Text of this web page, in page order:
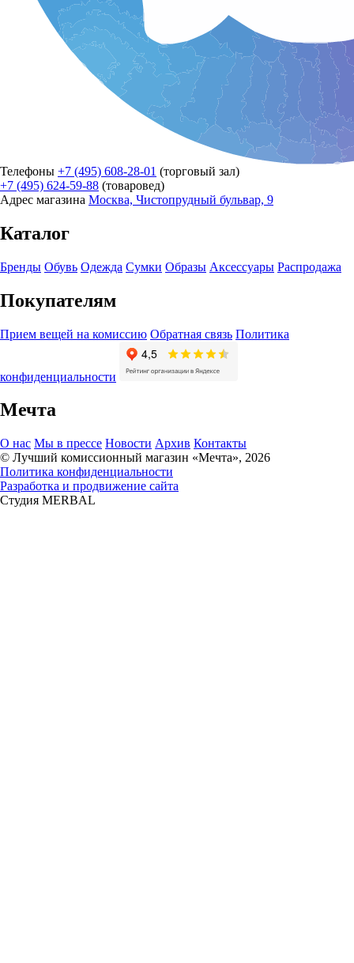
Телефоны +7 (495) 608-28-01 (торговый зал)
+7 (495) 624-59-88 (товаровед)
Адрес магазина Москва, Чистопрудный бульвар, 9
Каталог
Бренды Обувь Одежда Сумки Образы Аксессуары Распродажа
Покупателям
Прием вещей на комиссию Обратная связь Политика
конфиденциальности
Мечта
О нас Мы в прессе Новости Архив Контакты
© Лучший комиссионный магазин «Мечта», 2026
Политика конфиденциальности
Разработка и продвижение сайта
Студия MERBAL